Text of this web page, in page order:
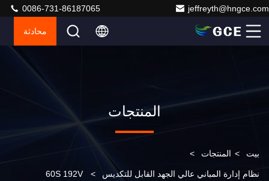
jeffreyth@hngce.com
0086-731-86187065
محادثة
المنتجات
بيت > المنتجات >
نظام إدارة المباني عالي الجهد القابل للتكديس >
60S 192V